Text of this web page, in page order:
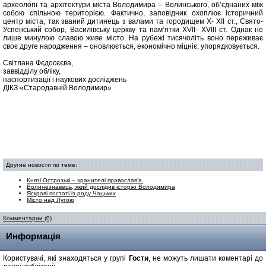
археології та архітектури міста Володимира – Волинського, об’єднаних між
собою спільною територією. Фактично, заповідник охоплює історичний
центр міста, так званий дитинець з валами та городищем X- XII ст., Свято-
Успенський собор, Василівську церкву та пам’ятки XVII- XVIII ст. Однак не
лише минулою славою живе місто. На рубежі тисячоліть воно переживає
своє друге народження – оновлюється, економічно міцніє, упорядковується.
Світлана Фєдосєєва,
заввідділу обліку,
паспортизації і наукових досліджень
ДІКЗ «Стародавній Володимир»
Другие новости по теме:
Князі Острозькі – хранителі православ’я.
Волинезнавець, який дослідив історію Володимира
Яскраві постаті із роду Чацьких
Місто над Лугою
Комментарии (0)
Информація
Користувачі, які знаходяться у групі Гости, не можуть лишати коментарі до